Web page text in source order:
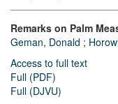
Remarks on Palm
Geman, Donald ;
Access to full text
Full (PDF)
Full (DJVU)